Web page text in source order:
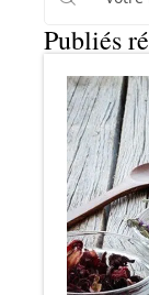
Publiés